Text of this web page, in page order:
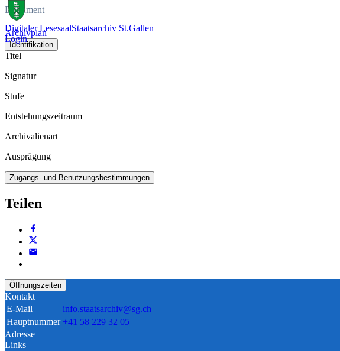
Digitaler LesesaalStaatsarchiv St.Gallen
Login
Dokument
Archivplan
Identifikation
Titel
Signatur
Stufe
Entstehungszeitraum
Archivalienart
Ausprägung
Zugangs- und Benutzungsbestimmungen
Teilen
Öffnungszeiten
Kontakt
E-Mail
info.staatsarchiv@sg.ch
Hauptnummer +41 58 229 32 05
Adresse
Links